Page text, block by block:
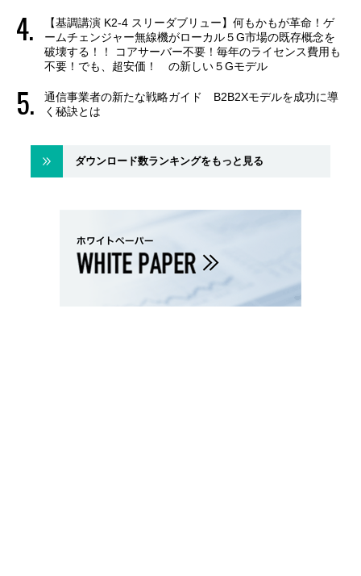
【基調講演 K2-4 スリーダブリュー】何もかもが革命！ゲ
ームチェンジャー無線機がローカル５G市場の既存概念を
破壊する！！ コアサーバー不要！毎年のライセンス費用も
不要！でも、超安価！ の新しい５Gモデル
通信事業者の新たな戦略ガイド B2B2Xモデルを成功に導
く秘訣とは
ダウンロード数ランキングをもっと見る